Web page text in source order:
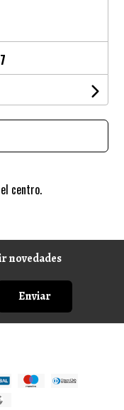
centro.
novedades
Enviar